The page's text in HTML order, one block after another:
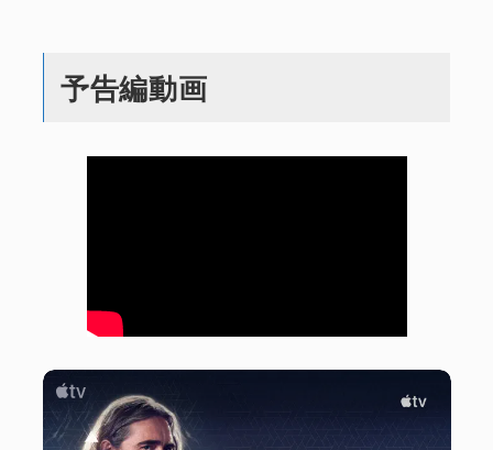
予告編動画